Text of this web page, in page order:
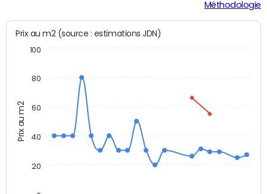
Méthodologie
Prix au m2
Prix au m2 (source : estimations JDN)
20
40
60
80
100